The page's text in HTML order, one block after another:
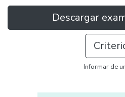
Descargar
Informar de